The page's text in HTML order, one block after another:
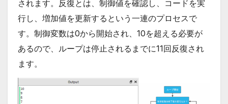
されます。反復とは、制御値を確認し、コードを実
行し、増加値を更新するという一連のプロセスで
す。制御変数は0から開始され、10を超える必要が
あるので、ループは停止されるまでに11回反復され
ます。